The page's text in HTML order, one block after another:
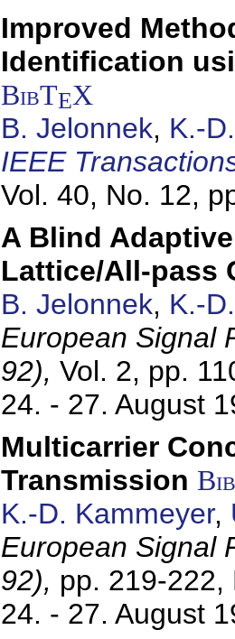
Improved
Identification
BibTEX
B. Jelonnek, K.-
IEEE
Vol. 40, No. 12,
A Blind
Lattice/All-pass
B. Jelonnek, K.-
European Signal
92), Vol. 2, pp.
24. - 27. August
Multicarrier
Transmission
K.-D. Kammeyer,
European Signal
92), pp. 219-222,
24. - 27. August